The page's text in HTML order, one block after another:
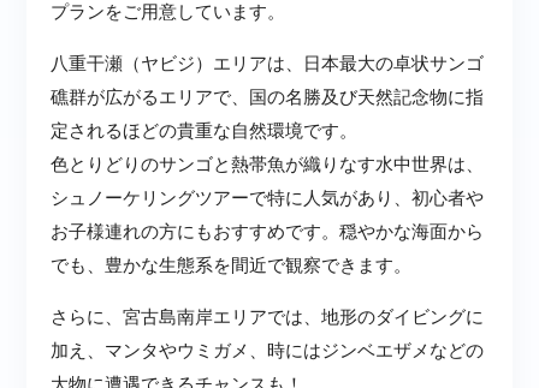
プランをご用意しています。
八重干瀬（ヤビジ）エリアは、日本最大の卓状サンゴ
礁群が広がるエリアで、国の名勝及び天然記念物に指
定されるほどの貴重な自然環境です。
色とりどりのサンゴと熱帯魚が織りなす水中世界は、
シュノーケリングツアーで特に人気があり、初心者や
お子様連れの方にもおすすめです。穏やかな海面から
でも、豊かな生態系を間近で観察できます。
さらに、宮古島南岸エリアでは、地形のダイビングに
加え、マンタやウミガメ、時にはジンベエザメなどの